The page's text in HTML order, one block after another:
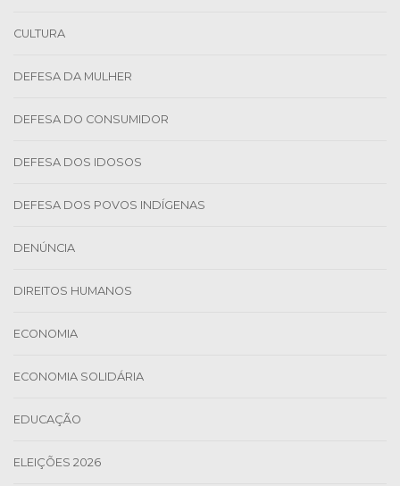
CULTURA
DEFESA DA MULHER
DEFESA DO CONSUMIDOR
DEFESA DOS IDOSOS
DEFESA DOS POVOS INDÍGENAS
DENÚNCIA
DIREITOS HUMANOS
ECONOMIA
ECONOMIA SOLIDÁRIA
EDUCAÇÃO
ELEIÇÕES 2026